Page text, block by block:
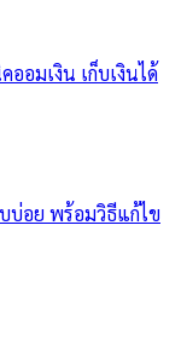
อมเงิน เก็บเงินได้
บ่อย พร้อมวิธีแก้ไข